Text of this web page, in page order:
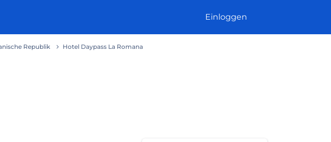
Einloggen
Republik Hotel Daypass La Romana